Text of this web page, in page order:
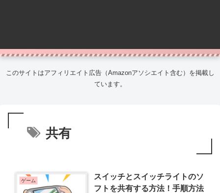
このサイトはアフィリエイト広告（Amazonアソシエイト含む）を掲載し
ています。
共有
ゲーム
スイッチとスイッチライトのソ
フトを共有する方法！手順方法